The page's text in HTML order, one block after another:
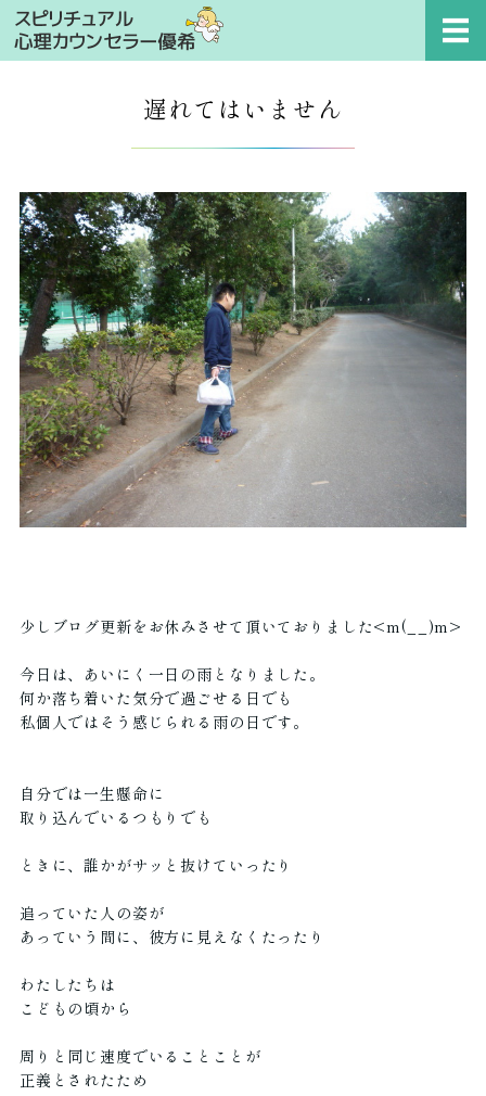
スピリチュアル心理
セッションメニュー
相談事例
お問い合わせ
遅れてはいません
少しブログ更新をお休みさせて頂いておりました<m(__)m>
今日は、あいにく一日の雨となりました。
何か落ち着いた気分で過ごせる日でも
私個人ではそう感じられる雨の日です。
自分では一生懸命に
取り込んでいるつもりでも
ときに、誰かがサッと抜けていったり
追っていた人の姿が
あっていう間に、彼方に見えなくたったり
わたしたちは
こどもの頃から
周りと同じ速度でいることことが
正義とされたため